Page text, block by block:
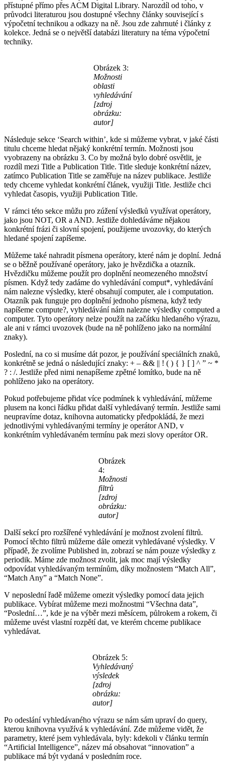
přístupné přímo přes ACM Digital Library. Narozdíl od toho, v
průvodci literaturou jsou dostupné všechny články související s
výpočetní technikou a odkazy na ně. Jsou zde zahrnuté i články z
kolekce. Jedná se o největší databázi literatury na téma výpočetní
techniky.
Obrázek 3:
Možnosti
oblasti
vyhledávání
[zdroj
obrázku:
autor]
Následuje sekce ‘Search within’, kde si můžeme vybrat, v jaké části
titulu chceme hledat nějaký konkrétní termín. Možnosti jsou
vyobrazeny na obrázku 3. Co by možná bylo dobré osvětlit, je
rozdíl mezi Title a Publication Title. Title sleduje konkrétní název,
zatímco Publication Title se zaměřuje na název publikace. Jestliže
tedy chceme vyhledat konkrétní článek, využiji Title. Jestliže chci
vyhledat časopis, využiji Publication Title.
V rámci této sekce můžu pro zúžení výsledků využívat operátory,
jako jsou NOT, OR a AND. Jestliže dohledáváme nějakou
konkrétní frázi či slovní spojení, použijeme uvozovky, do kterých
hledané spojení zapíšeme.
Můžeme také nahradit písmena operátory, které nám je doplní. Jedná
se o běžně používané operátory, jako je hvězdička a otazník.
Hvězdičku můžeme použít pro doplnění neomezeného množství
písmen. Když tedy zadáme do vyhledávání comput*, vyhledávání
nám nalezne výsledky, které obsahují computer, ale i computation.
Otazník pak funguje pro doplnění jednoho písmena, když tedy
napíšeme compute?, vyhledávání nám nalezne výsledky computed a
computer. Tyto operátory nelze použít na začátku hledaného výrazu,
ale ani v rámci uvozovek (bude na ně pohlíženo jako na normální
znaky).
Poslední, na co si musíme dát pozor, je používání speciálních znaků,
konkrétně se jedná o následující znaky: + – && || ! ( ) { } [ ] ^ ” ~ *
? : /. Jestliže před nimi nenapíšeme zpětné lomítko, bude na ně
pohlíženo jako na operátory.
Pokud potřebujeme přidat více podmínek k vyhledávání, můžeme
plusem na konci řádku přidat další vyhledávaný termín. Jestliže sami
neupravíme dotaz, knihovna automaticky předpokládá, že mezi
jednotlivými vyhledávanými termíny je operátor AND, v
konkrétním vyhledávaném termínu pak mezi slovy operátor OR.
Obrázek
4:
Možnosti
filtrů
[zdroj
obrázku:
autor]
Další sekcí pro rozšířené vyhledávání je možnost zvolení filtrů.
Pomocí těchto filtrů můžeme dále omezit vyhledávané výsledky. V
případě, že zvolíme Published in, zobrazí se nám pouze výsledky z
periodik. Máme zde možnost zvolit, jak moc mají výsledky
odpovídat vyhledávaným termínům, díky možnostem “Match All”,
“Match Any” a “Match None”.
V neposlední řadě můžeme omezit výsledky pomocí data jejich
publikace. Vybírat můžeme mezi možnostmi “Všechna data”,
“Poslední…”, kde je na výběr mezi měsícem, půlrokem a rokem, či
můžeme uvést vlastní rozpětí dat, ve kterém chceme publikace
vyhledávat.
Obrázek 5:
Vyhledávaný
výsledek
[zdroj
obrázku:
autor]
Po odeslání vyhledávaného výrazu se nám sám upraví do query,
kterou knihovna využívá k vyhledávání. Zde můžeme vidět, že
parametry, které jsem vyhledávala, byly: kdekoli v článku termín
“Artificial Intelligence”, název má obsahovat “innovation” a
publikace má být vydaná v posledním roce.